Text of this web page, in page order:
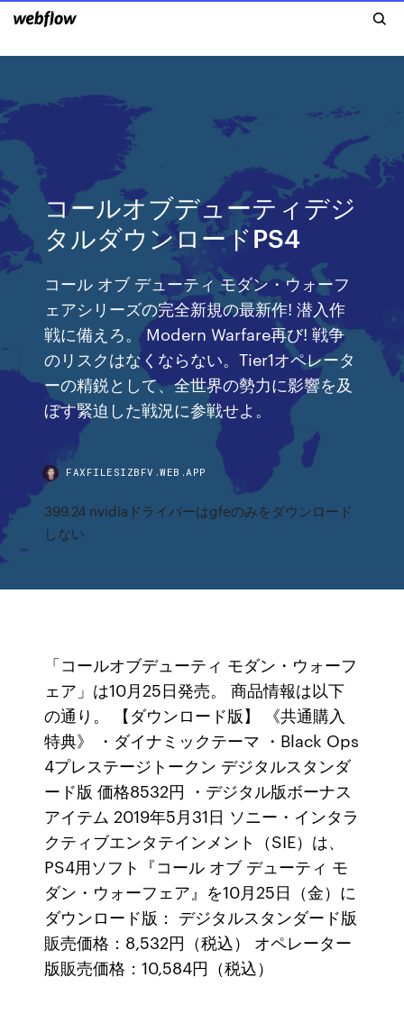
コールオブデューティデジ
タルダウンロードPS4
コール オブ デューティ モダン・ウォーフ
ェアシリーズの完全新規の最新作! 潜入作
戦に備えろ。 Modern Warfare再び! 戦争
のリスクはなくならない。Tier1オペレータ
ーの精鋭として、全世界の勢力に影響を及
ぼす緊迫した戦況に参戦せよ。
FAXFILESIZBFV.WEB.APP
399.24 nvidiaドライバーはgfeのみをダウンロード
しない
「コールオブデューティ モダン・ウォーフ
ェア」は10月25日発売。 商品情報は以下
の通り。 【ダウンロード版】 《共通購入
特典》 ・ダイナミックテーマ ・Black Ops
4プレステージトークン デジタルスタンダ
ード版 価格8532円 ・デジタル版ボーナス
アイテム 2019年5月31日 ソニー・インタラ
クティブエンタテインメント（SIE）は、
PS4用ソフト『コール オブ デューティ モ
ダン・ウォーフェア』を10月25日（金）に
ダウンロード版： デジタルスタンダード版
販売価格：8,532円（税込） オペレーター
版販売価格：10,584円（税込）